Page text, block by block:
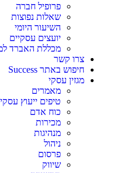
פרופיל חברה
שאלות נפוצות
השיעור היומי
יועצים עסקיים
מכללת האברד
צרו קשר
חיפוש באתר Success
מגזין עסקי
מאמרים
טיפים ייעוץ עסקי
כוח אדם
מכירות
מנהיגות
ניהול
פרסום
שיווק